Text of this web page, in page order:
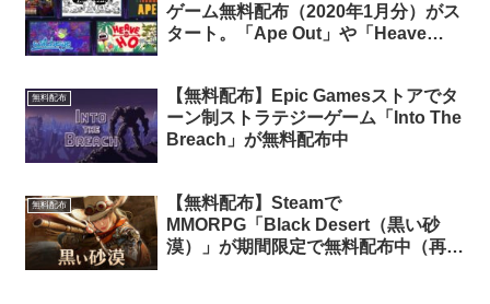
ゲーム無料配布（2020年1月分）がス
タート。「Ape Out」や「Heave
無料配布
【無料配布】Epic Gamesストアでタ
ーン制ストラテジーゲーム「Into The
Breach」が無料配布中
無料配布
【無料配布】Steamで
MMORPG「Black Desert（黒い砂
漠）」が期間限定で無料配布中（再配